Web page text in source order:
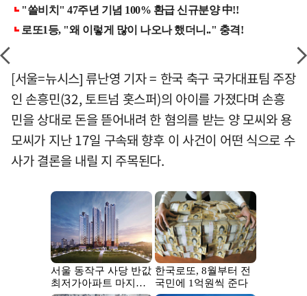
[서울=뉴시스] 류난영 기자 = 한국 축구 국가대표팀 주장
인 손흥민(32, 토트넘 홋스퍼)의 아이를 가졌다며 손흥
민을 상대로 돈을 뜯어내려 한 혐의를 받는 양 모씨와 용
모씨가 지난 17일 구속돼 향후 이 사건이 어떤 식으로 수
사가 결론을 내릴 지 주목된다.